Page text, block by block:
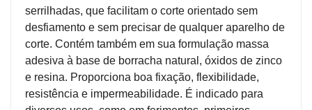
serrilhadas, que facilitam o corte orientado sem
desfiamento e sem precisar de qualquer aparelho de
corte. Contém também em sua formulação massa
adesiva à base de borracha natural, óxidos de zinco
e resina. Proporciona boa fixação, flexibilidade,
resistência e impermeabilidade. É indicado para